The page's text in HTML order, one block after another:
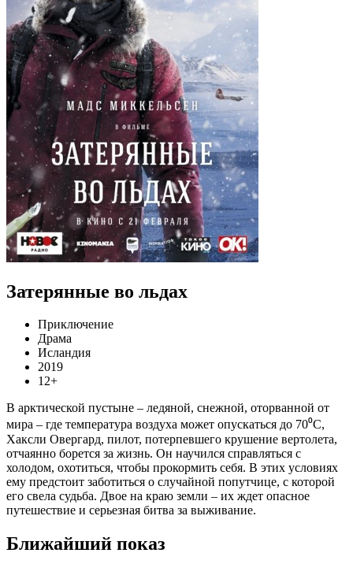
Затерянные во льдах
Приключение
Драма
Исландия
2019
12+
В арктической пустыне – ледяной, снежной, оторванной от
мира – где температура воздуха может опускаться до 70⁰С,
Хаксли Овергард, пилот, потерпевшего крушение вертолета,
отчаянно борется за жизнь. Он научился справляться с
холодом, охотиться, чтобы прокормить себя. В этих условиях
ему предстоит заботиться о случайной попутчице, с которой
его свела судьба. Двое на краю земли – их ждет опасное
путешествие и серьезная битва за выживание.
Ближайший показ